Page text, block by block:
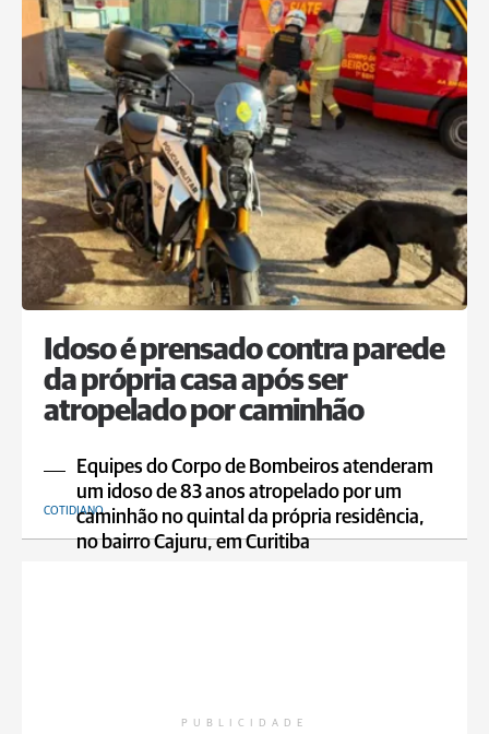
Idoso é prensado contra parede
da própria casa após ser
atropelado por caminhão
Equipes do Corpo de Bombeiros atenderam
um idoso de 83 anos atropelado por um
caminhão no quintal da própria residência,
no bairro Cajuru, em Curitiba
COTIDIANO
PUBLICIDADE